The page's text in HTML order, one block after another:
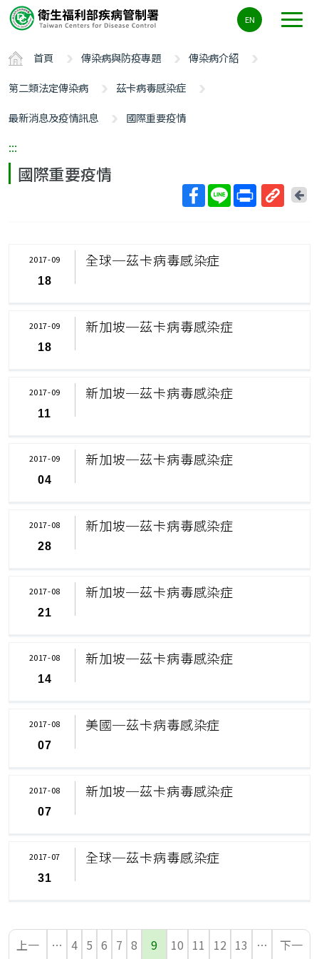
要
容
ALT+C
EN
首頁 傳染病與防疫專題
傳染病介紹
第二類法定傳染病
茲卡病毒感染症
最新消息及疫情訊息
國際重要疫情
:::
國際重要疫情
回
全球─茲卡病毒感染症
2017-09
18
新加坡─茲卡病毒感染症
2017-09
18
新加坡─茲卡病毒感染症
2017-09
11
新加坡─茲卡病毒感染症
2017-09
04
新加坡─茲卡病毒感染症
2017-08
28
新加坡─茲卡病毒感染症
2017-08
21
新加坡─茲卡病毒感染症
2017-08
14
美國─茲卡病毒感染症
2017-08
07
新加坡─茲卡病毒感染症
2017-08
07
全球─茲卡病毒感染症
2017-07
31
上一 … 4 5 6 7 8 9 10 11 12 13 … 下一